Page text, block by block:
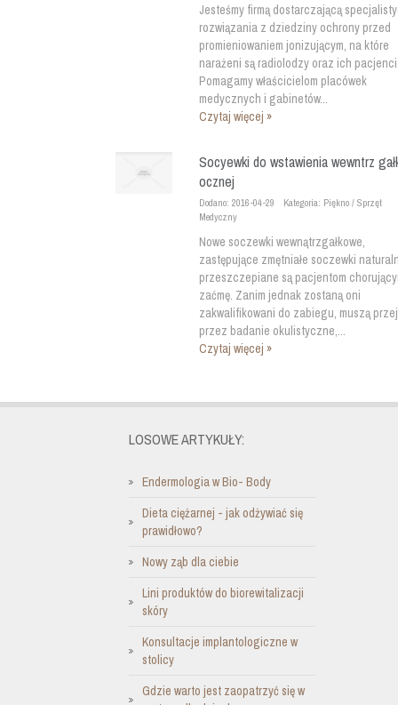
Jesteśmy firmą dostarczającą
rozwiązania z dziedziny ochrony przed
promieniowaniem jonizującym, na które
narażeni są radiolodzy oraz ich
Pomagamy właścicielom placówek
medycznych i gabinetów...
Czytaj więcej »
Socyewki do wstawienia wewntrz
ocznej
Dodano: 2016-04-29
Kategoria: Piękno / Sprzęt
Medyczny
Nowe soczewki wewnątrzgałkowe,
zastępujące zmętniałe soczewki
przeszczepiane są pacjentom
zaćmę. Zanim jednak zostaną oni
zakwalifikowani do zabiegu, muszą
przez badanie okulistyczne,...
Czytaj więcej »
LOSOWE ARTYKUŁY:
Endermologia w Bio- Body
Dieta ciężarnej - jak odżywiać się
prawidłowo?
Nowy ząb dla ciebie
Lini produktów do biorewitalizacji
skóry
Konsultacje implantologiczne w
stolicy
Gdzie warto jest zaopatrzyć się w